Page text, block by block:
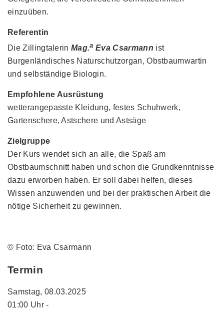
einzuüben.
Referentin
Die ZillingtalerinMag.a Eva Csarmann ist
Burgenländisches Naturschutzorgan, Obstbaumwartin
und selbständige Biologin.
Empfohlene Ausrüstung
wetterangepasste Kleidung, festes Schuhwerk,
Gartenschere, Astschere und Astsäge
Zielgruppe
Der Kurs wendet sich an alle, die Spaß am
Obstbaumschnitt haben und schon die Grundkenntnisse
dazu erworben haben. Er soll dabei helfen, dieses
Wissen anzuwenden und bei der praktischen Arbeit die
nötige Sicherheit zu gewinnen.
© Foto: Eva Csarmann
Termin
Samstag, 08.03.2025
01:00 Uhr -